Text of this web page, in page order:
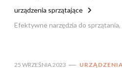
urządzenia sprzątające
Efektywne narzędzia do
25 WRZEŚNIA 2023